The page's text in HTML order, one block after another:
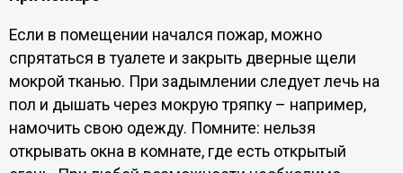
Если в помещении начался пожар, можно
спрятаться в туалете и закрыть дверные щели
мокрой тканью. При задымлении следует лечь на
пол и дышать через мокрую тряпку – например,
намочить свою одежду. Помните: нельзя
открывать окна в комнате, где есть открытый